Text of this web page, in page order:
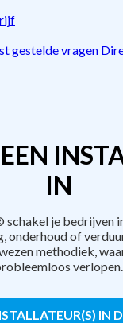
gestelde vragen
IN
je bedrijven
onderhoud of
methodiek,
verlopen.
IN